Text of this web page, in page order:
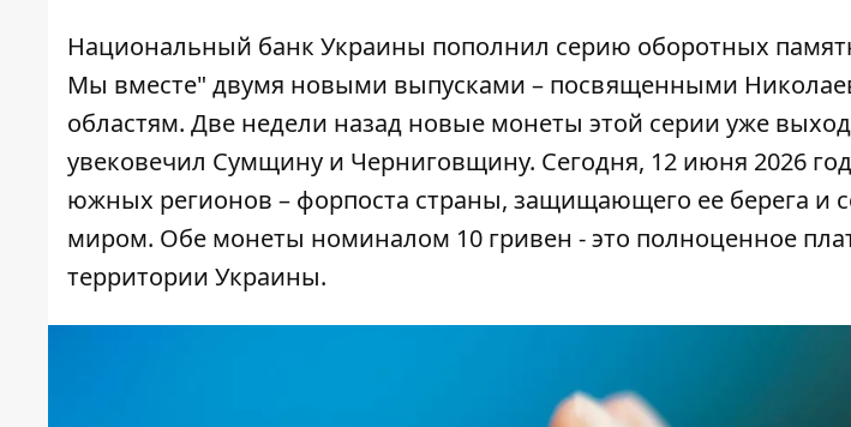
Национальный банк Украины пополнил серию оборотных
Мы вместе" двумя новыми выпусками – посвященными
областям. Две недели назад новые монеты этой серии уже
увековечил Сумщину и Черниговщину. Сегодня, 12 июня 2026
южных регионов – форпоста страны, защищающего ее берега и
миром. Обе монеты номиналом 10 гривен - это полноценное
территории Украины.